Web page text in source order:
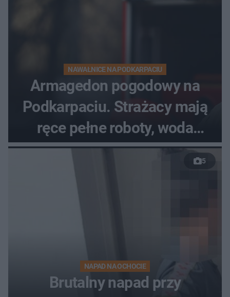
NAWAŁNICE NA PODKARPACIU
Armagedon pogodowy na
Podkarpaciu. Strażacy mają
ręce pełne roboty, woda
zalewa posesje i budynki
5
NAPAD NA OCHOCIE
Brutalny napad przy